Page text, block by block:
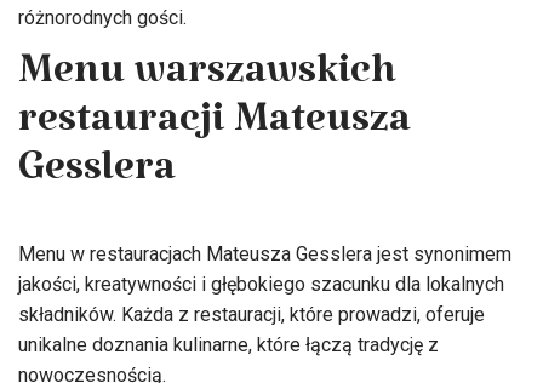
różnorodnych gości.
Menu warszawskich
restauracji Mateusza
Gesslera
Menu w restauracjach Mateusza Gesslera jest synonimem
jakości, kreatywności i głębokiego szacunku dla lokalnych
składników. Każda z restauracji, które prowadzi, oferuje
unikalne doznania kulinarne, które łączą tradycję z
nowoczesnością.